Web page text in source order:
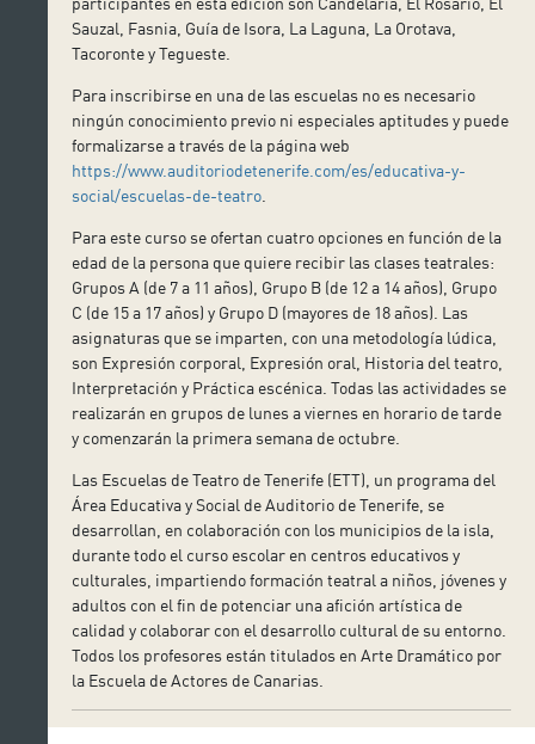
Sauzal, Fasnia, Guía de Isora, La Laguna, La Orotava,
Tacoronte y Tegueste.
Para inscribirse en una de las escuelas no es necesario
ningún conocimiento previo ni especiales aptitudes y puede
formalizarse a través de la página web
https://www.auditoriodetenerife.com/es/educativa-y-
social/escuelas-de-teatro
Para este curso se ofertan cuatro opciones en función de la
edad de la persona que quiere recibir las clases teatrales:
Grupos A (de 7 a 11 años), Grupo B (de 12 a 14 años), Grupo
C (de 15 a 17 años) y Grupo D (mayores de 18 años). Las
asignaturas que se imparten, con una metodología lúdica,
son Expresión corporal, Expresión oral, Historia del teatro,
Interpretación y Práctica escénica. Todas las actividades se
realizarán en grupos de lunes a viernes en horario de tarde
y comenzarán la primera semana de octubre.
Las Escuelas de Teatro de Tenerife (ETT), un programa del
Área Educativa y Social de Auditorio de Tenerife, se
desarrollan, en colaboración con los municipios de la isla,
durante todo el curso escolar en centros educativos y
culturales, impartiendo formación teatral a niños, jóvenes y
adultos con el fin de potenciar una afición artística de
calidad y colaborar con el desarrollo cultural de su entorno.
Todos los profesores están titulados en Arte Dramático por
la Escuela de Actores de Canarias.